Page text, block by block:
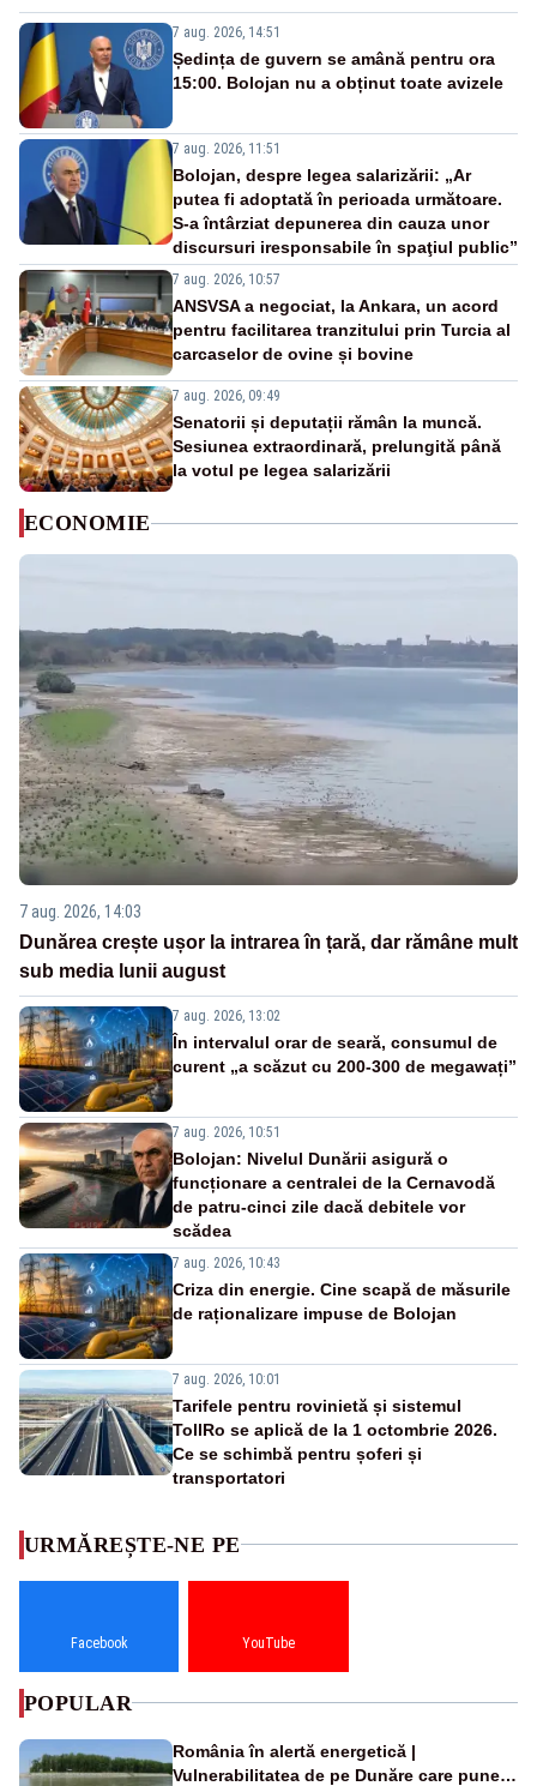
7 aug. 2026, 14:51
Ședința de guvern se amână pentru ora
15:00. Bolojan nu a obținut toate avizele
7 aug. 2026, 11:51
Bolojan, despre legea salarizării: „Ar
putea fi adoptată în perioada următoare.
S-a întârziat depunerea din cauza unor
discursuri iresponsabile în spaţiul public”
7 aug. 2026, 10:57
ANSVSA a negociat, la Ankara, un acord
pentru facilitarea tranzitului prin Turcia al
carcaselor de ovine și bovine
7 aug. 2026, 09:49
Senatorii și deputații rămân la muncă.
Sesiunea extraordinară, prelungită până
la votul pe legea salarizării
ECONOMIE
7 aug. 2026, 14:03
Dunărea crește ușor la intrarea în țară, dar rămâne mult
sub media lunii august
7 aug. 2026, 13:02
În intervalul orar de seară, consumul de
curent „a scăzut cu 200-300 de megawați”
7 aug. 2026, 10:51
Bolojan: Nivelul Dunării asigură o
funcționare a centralei de la Cernavodă
de patru-cinci zile dacă debitele vor
scădea
7 aug. 2026, 10:43
Criza din energie. Cine scapă de măsurile
de raționalizare impuse de Bolojan
7 aug. 2026, 10:01
Tarifele pentru rovinietă și sistemul
TollRo se aplică de la 1 octombrie 2026.
Ce se schimbă pentru șoferi și
transportatori
URMĂREȘTE-NE PE
Facebook YouTube
POPULAR
România în alertă energetică |
Vulnerabilitatea de pe Dunăre care pune